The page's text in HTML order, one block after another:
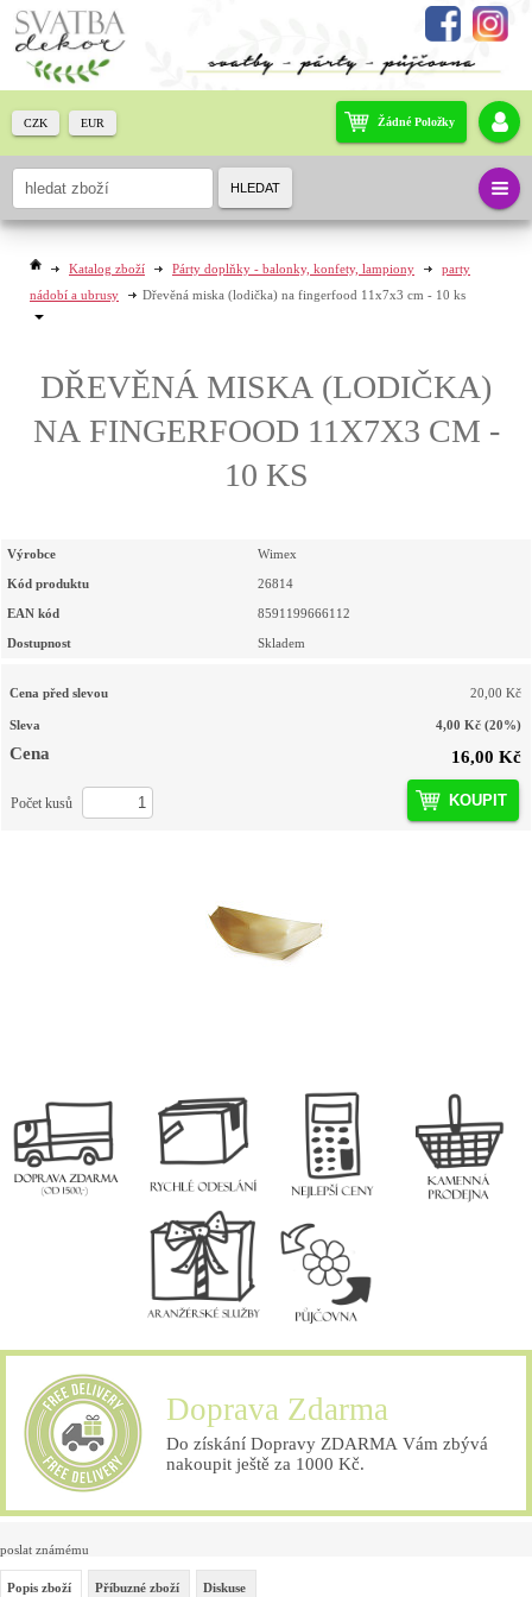
Katalog zboží Párty doplňky - balonky, konfety, lampiony
party
nádobí a ubrusy
Dřevěná miska (lodička) na fingerfood 11x7x3 cm - 10 ks
DŘEVĚNÁ MISKA (LODIČKA)
NA FINGERFOOD 11X7X3 CM -
10 KS
Výrobce Wimex
Kód produktu 26814
EAN kód 8591199666112
Dostupnost Skladem
Cena před slevou 20,00 Kč
Sleva 4,00 Kč (20%)
Cena 16,00 Kč
KOUPIT
Počet kusů
Doprava Zdarma
Do získání Dopravy ZDARMA Vám zbývá
nakoupit ještě za 1000 Kč.
poslat známému
Popis zboží Příbuzné zboží Diskuse
Žádné Položky
CZK EUR
HLEDAT